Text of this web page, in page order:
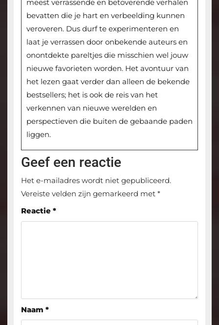
meest verrassende en betoverende verhalen
bevatten die je hart en verbeelding kunnen
veroveren. Dus durf te experimenteren en
laat je verrassen door onbekende auteurs en
onontdekte pareltjes die misschien wel jouw
nieuwe favorieten worden. Het avontuur van
het lezen gaat verder dan alleen de bekende
bestsellers; het is ook de reis van het
verkennen van nieuwe werelden en
perspectieven die buiten de gebaande paden
liggen.
Geef een reactie
Het e-mailadres wordt niet gepubliceerd.
Vereiste velden zijn gemarkeerd met *
Reactie *
Naam *